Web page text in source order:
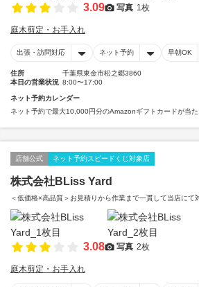
3.09 写真 1枚
庭木剪定・お手入れ
出張・訪問対応 ネット予約 早朝OK
住所
千葉県東金市松之郷3860
本日の営業状況 8:00〜17:00
ネット予約カレンダー
ネット予約で最大10,000円分のAmazonギフトカードが当た
店舗公式 ネット予約スピードくじ対象店
株式会社BLiss Yard
＜低価格×高品質＞お見積りから作業まで一貫して当店に
3.08 写真 2枚
庭木剪定・お手入れ